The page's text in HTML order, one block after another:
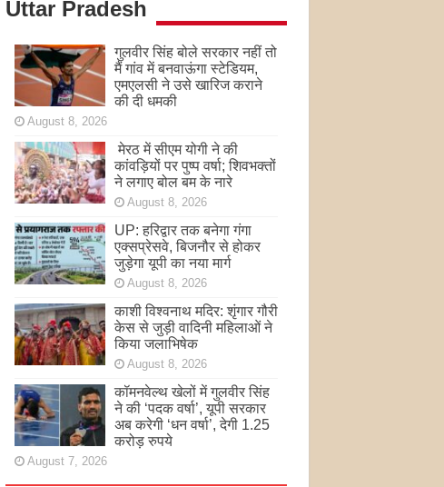
Uttar Pradesh
गुलवीर सिंह बोले सरकार नहीं तो
मैं गांव में बनवाऊंगा स्टेडियम,
एमएलसी ने उसे खारिज कराने
की दी धमकी
August 8, 2026
मेरठ में सीएम योगी ने की
कांवड़ियों पर पुष्प वर्षा; शिवभक्तों
ने लगाए बोल बम के नारे
August 8, 2026
UP: हरिद्वार तक बनेगा गंगा
एक्सप्रेसवे, बिजनौर से होकर
जुड़ेगा यूपी का नया मार्ग
August 8, 2026
काशी विश्वनाथ मदिर: शृंगार गौरी
केस से जुड़ी वादिनी महिलाओं ने
किया जलाभिषेक
August 8, 2026
कॉमनवेल्थ खेलों में गुलवीर सिंह
ने की ‘पदक वर्षा’, यूपी सरकार
अब करेगी ‘धन वर्षा’, देगी 1.25
करोड़ रुपये
August 7, 2026